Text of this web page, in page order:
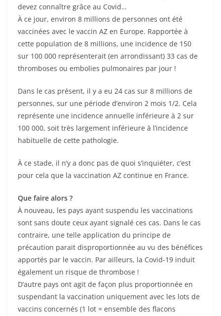
devez connaître grâce au Covid…
À ce jour, environ 8 millions de personnes ont été
vaccinées avec le vaccin AZ en Europe. Rapportée à
cette population de 8 millions, une incidence de 150
sur 100 000 représenterait (en arrondissant) 33 cas de
thromboses ou embolies pulmonaires par jour !
Dans le cas présent, il y a eu 24 cas sur 8 millions de
personnes, sur une période d’environ 2 mois 1/2. Cela
représente une incidence annuelle inférieure à 2 sur
100 000, soit très largement inférieure à l’incidence
habituelle de cette pathologie.
À ce stade, il n’y a donc pas de quoi s’inquiéter, c’est
pour cela que la vaccination AZ continue en France.
Que faire alors ?
À nouveau, les pays ayant suspendu les vaccinations
sont sans doute ceux ayant signalé ces cas. Dans le cas
contraire, une telle application du principe de
précaution parait disproportionnée au vu des bénéfices
apportés par le vaccin. Par ailleurs, la Covid-19 induit
également un risque de thrombose !
D’autre pays ont agit de façon plus proportionnée en
suspendant la vaccination uniquement avec les lots de
vaccins concernés (1 lot = ensemble des flacons